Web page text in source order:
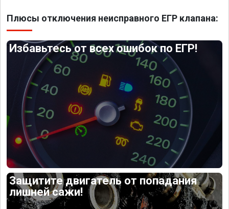
Плюсы отключения неисправного ЕГР клапана:
Избавьтесь от всех ошибок по ЕГР!
Защитите двигатель от попадания
лишней сажи!